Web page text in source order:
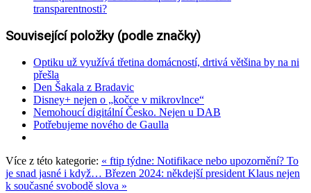
transparentnosti?
Související položky (podle značky)
Optiku už využívá třetina domácností, drtivá většina by na ni
přešla
Den Šakala z Bradavic
Disney+ nejen o „kočce v mikrovlnce“
Nemohoucí digitální Česko. Nejen u DAB
Potřebujeme nového de Gaulla
Více z této kategorie: « ftip týdne: Notifikace nebo upozornění? To
je snad jasné i když… Březen 2024: někdejší president Klaus nejen
k současné svobodě slova »